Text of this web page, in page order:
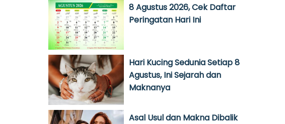
8 Agustus 2026, Cek Daftar
Peringatan Hari Ini
Hari Kucing Sedunia Setiap 8
Agustus, Ini Sejarah dan
Maknanya
Asal Usul dan Makna Dibalik